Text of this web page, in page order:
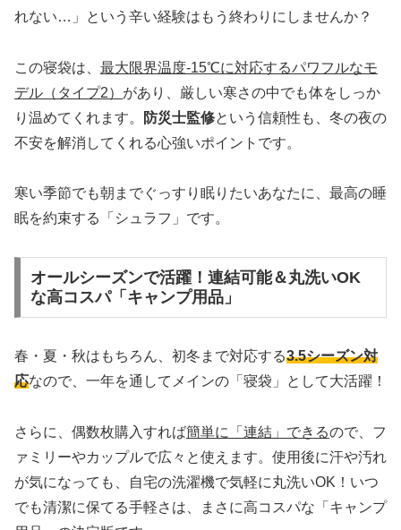
れない…」という辛い経験はもう終わりにしませんか？
この寝袋は、 最大限界温度-15℃に対応するパワフルなモ
デル（タイプ2） があり、厳しい寒さの中でも体をしっか
り温めてくれます。
防災士監修という信頼性も、冬の夜の
不安を解消してくれる心強いポイントです。
寒い季節でも朝までぐっすり眠りたいあなたに、最高の睡
眠を約束する「シュラフ」です。
オールシーズンで活躍！連結可能＆丸洗いOK
な高コスパ「キャンプ用品」
春・夏・秋はもちろん、初冬まで対応する3.5シーズン対
応なので、一年を通してメインの「寝袋」として大活躍！
さらに、偶数枚購入すれば簡単に「連結」できるので、フ
ァミリーやカップルで広々と使えます。使用後に汗や汚れ
が気になっても、自宅の洗濯機で気軽に丸洗いOK！いつ
でも清潔に保てる手軽さは、まさに高コスパな「キャンプ